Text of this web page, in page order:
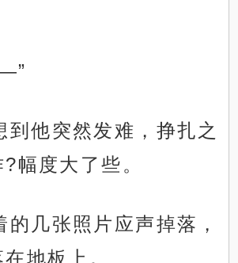
到他突然发难，挣扎之
幅度大了些。
的几张照片应声掉落，
地板上。